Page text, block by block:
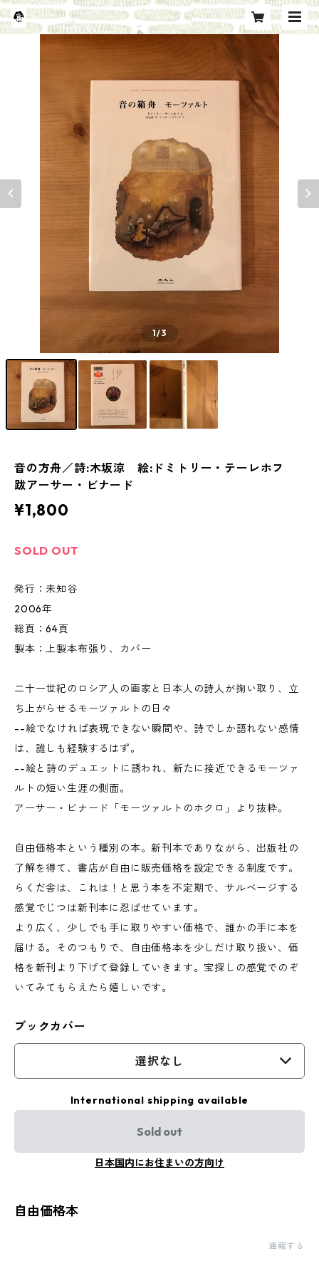
1/3
音の方舟／詩:木坂涼 絵:ドミトリー・テーレホフ
跋アーサー・ビナード
¥1,800
SOLD OUT
発行：未知谷
2006年
総頁：64頁
製本：上製本布張り、カバー
二十一世紀のロシア人の画家と日本人の詩人が掬い取り、立
ち上がらせるモーツァルトの日々
--絵でなければ表現できない瞬間や、詩でしか語れない感情
は、誰しも経験するはず。
--絵と詩のデュエットに誘われ、新たに接近できるモーツァ
ルトの短い生涯の側面。
アーサー・ビナード「モーツァルトのホクロ」より抜粋。
自由価格本という種別の本。新刊本でありながら、出版社の
了解を得て、書店が自由に販売価格を設定できる制度です。
らくだ舎は、これは！と思う本を不定期で、サルベージする
感覚でじつは新刊本に忍ばせています。
より広く、少しでも手に取りやすい価格で、誰かの手に本を
届ける。そのつもりで、自由価格本を少しだけ取り扱い、価
格を新刊より下げて登録していきます。宝探しの感覚でのぞ
いてみてもらえたら嬉しいです。
ブックカバー
選択なし
International shipping available
Sold out
日本国内にお住まいの方向け
自由価格本
通報する